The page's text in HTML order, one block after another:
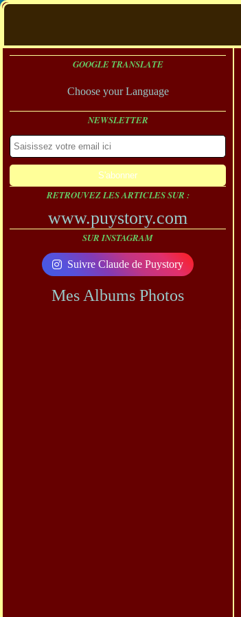
GOOGLE TRANSLATE
Choose your Language
NEWSLETTER
RETROUVEZ LES ARTICLES SUR :
www.puystory.com
SUR INSTAGRAM
Suivre Claude de Puystory
Mes Albums Photos